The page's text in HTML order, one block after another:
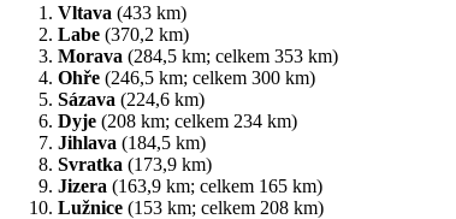
Vltava (433 km)
Labe (370,2 km)
Morava (284,5 km; celkem 353 km)
Ohře (246,5 km; celkem 300 km)
Sázava (224,6 km)
Dyje (208 km; celkem 234 km)
Jihlava (184,5 km)
Svratka (173,9 km)
Jizera (163,9 km; celkem 165 km)
Lužnice (153 km; celkem 208 km)